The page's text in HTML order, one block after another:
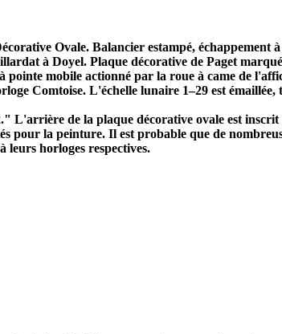
Ovale. Balancier estampé, échappement
à Doyel. Plaque décorative de Paget
mobile actionné par la roue à came de
Comtoise. L'échelle lunaire 1–29 est
de la plaque décorative ovale est
pour la peinture. Il est probable que de
leurs horloges respectives.